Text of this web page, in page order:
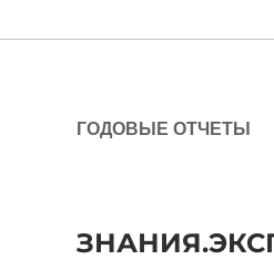
ГОДОВЫЕ ОТЧЕТЫ